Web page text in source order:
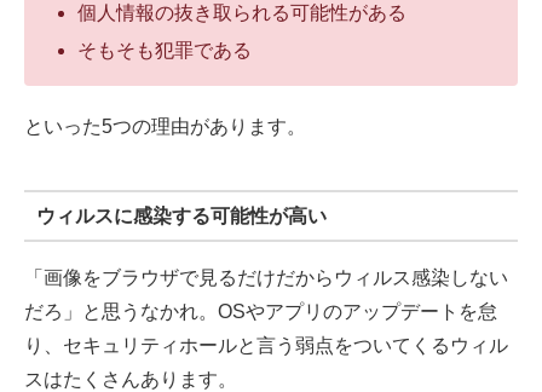
個人情報の抜き取られる可能性がある
そもそも犯罪である
といった5つの理由があります。
ウィルスに感染する可能性が高い
「画像をブラウザで見るだけだからウィルス感染しない
だろ」と思うなかれ。OSやアプリのアップデートを怠
り、セキュリティホールと言う弱点をついてくるウィル
スはたくさんあります。